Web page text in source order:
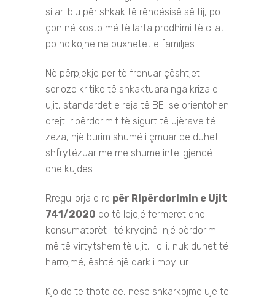
si ari blu për shkak të rëndësisë së tij, po
çon në kosto më të larta prodhimi të cilat
po ndikojnë në buxhetet e familjes.
Në përpjekje për të frenuar çështjet
serioze kritike të shkaktuara nga kriza e
ujit, standardet e reja të BE-së orientohen
drejt ripërdorimit të sigurt të ujërave të
zeza, një burim shumë i çmuar që duhet
shfrytëzuar me më shumë inteligjencë
dhe kujdes.
Rregullorja e re për Ripërdorimin e Ujit
741/2020 do të lejojë fermerët dhe
konsumatorët të kryejnë një përdorim
më të virtytshëm të ujit, i cili, nuk duhet të
harrojmë, është një qark i mbyllur.
Kjo do të thotë që, nëse shkarkojmë ujë të